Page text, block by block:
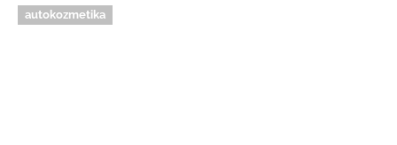
autokozmetika